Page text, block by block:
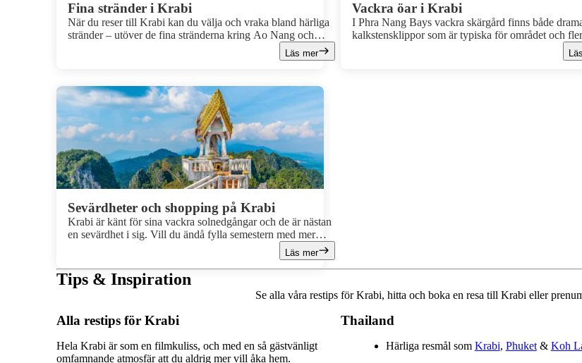
Fina stränder i Krabi
När du reser till Krabi kan du välja och vraka bland härliga
stränder – utöver de fina stränderna kring Ao Nang och
Klong Muang finns det också en mängd underbara stränder
på de natursköna öarna i skärgården Phra Nang Bay att
Läs mer
Vackra öar i Krabi
I Phra Nang Bays vackra skärgård finns både
kalkstensklippor som är typiska för området och
mindre öar med underbara paradisstränder. Några av
mest kända öarna är Hong, Poda, Tup och
Sevärdheter och shopping på Krabi
Krabi är känt för sina vackra solnedgångar och de är nästan
en sevärdhet i sig. Vill du ändå fylla semestern med mer
saker, kända sevärdheter och billig shopping finns det
mycket att göra. Tempel som bjuder på fantastisk utsikt,
marknader under både dag och kväll, autentiskt småstadsliv
och härlig shopping och säkert mycket mer kan du hitta i
Läs mer
Tips & Inspiration
Se alla våra restips för Krabi, hitta och boka en resa till Krabi eller
Alla restips för Krabi
Hela Krabi är som en filmkuliss, och med en så gästvänligt
omfamnande atmosfär att du aldrig mer vill åka hem.
Thailand
Härliga resmål som Krabi, Phuket& Koh